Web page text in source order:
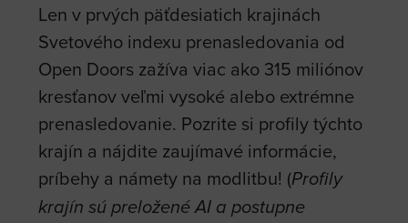
Len v prvých päťdesiatich krajinách
Svetového indexu prenasledovania od
Open Doors zažíva viac ako 315 miliónov
kresťanov veľmi vysoké alebo extrémne
prenasledovanie. Pozrite si profily týchto
krajín a nájdite zaujímavé informácie,
príbehy a námety na modlitbu! (Profily
krajín sú preložené AI a postupne